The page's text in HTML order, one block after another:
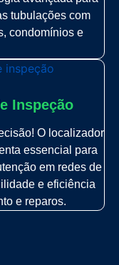
tubulações com
condomínios e
Inspeção
O localizador
essencial para
em redes de
e eficiência
e reparos.